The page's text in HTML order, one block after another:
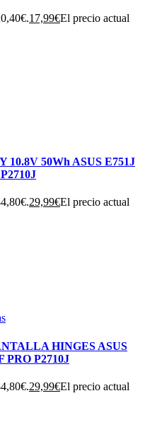
17,99€El precio actual
50Wh ASUS E751J
29,99€El precio actual
HINGES ASUS
PRO P2710J
29,99€El precio actual